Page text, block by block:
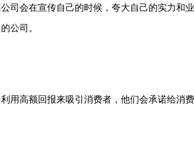
司会在宣传自己的时候，夸大自己的实力和
公司。
用高额回报来吸引消费者，他们会承诺给消